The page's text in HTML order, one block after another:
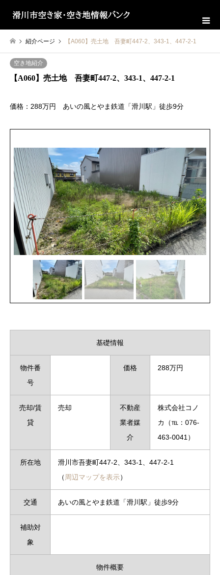
紹介ページ 【A060】売土地 吾妻町447‐2、343‐1、447‐2‐1
空き地紹介
【A060】売土地 吾妻町447‐2、343‐1、447‐2‐1
価格：288万円 あいの風とやま鉄道「滑川駅」徒歩9分
基礎情報
物件番
号
価格 288万円
売却/賃
貸
売却
不動産
業者媒
介
株式会社コノ
カ（℡：076‐
463‐0041）
所在地
滑川市吾妻町447‐2、343‐1、447‐2‐1
（ 周辺マップを表示）
交通 あいの風とやま鉄道「滑川駅」徒歩9分
補助対
象
物件概要